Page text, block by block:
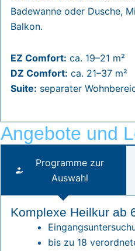
Badewanne oder Dusche,
Balkon.
EZ Comfort: ca. 19–21 m²
DZ Comfort: ca. 21–37 m²
Suite: separater
Angebote und
Programme zur
Auswahl
Komplexe Heilkur ab
bis zu 18